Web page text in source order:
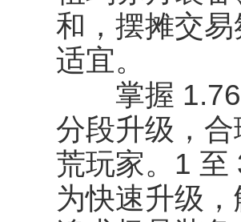
和，摆摊交
适宜。
掌握 1.76
分段升级，
荒玩家。1 至
为快速升级